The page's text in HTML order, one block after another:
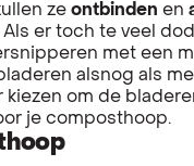
ze ontbinden en
er toch te veel
met een
alsnog als
kiezen om de
je composthoop.